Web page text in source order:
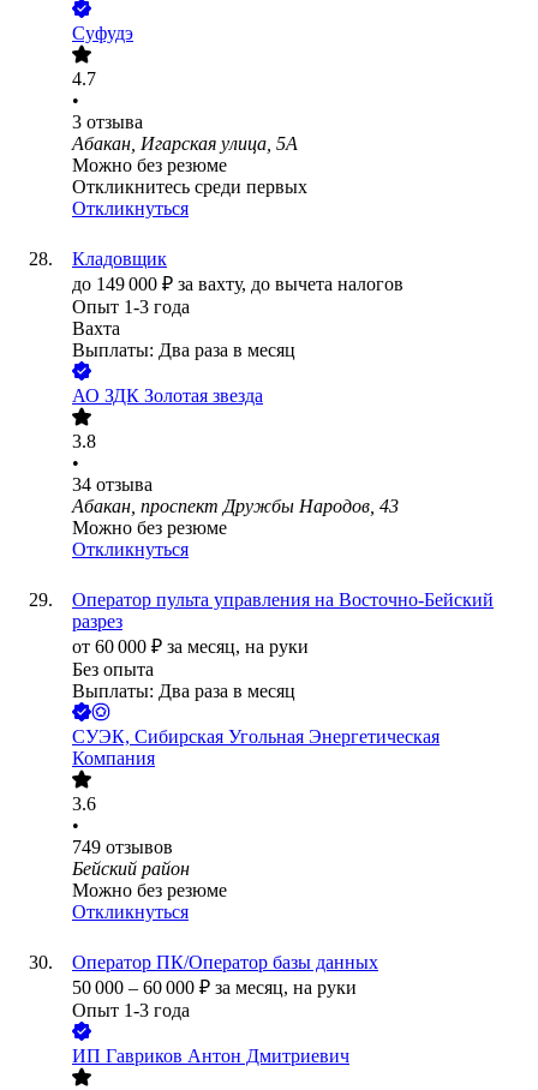
Суфудэ
4.7
•
3 отзыва
Абакан, Игарская улица, 5А
Можно без резюме
Откликнитесь среди первых
Откликнуться
Кладовщик
до 149 000 ₽ за вахту, до вычета налогов
Опыт 1-3 года
Вахта
Выплаты: Два раза в месяц
АО ЗДК Золотая звезда
3.8
•
34 отзыва
Абакан, проспект Дружбы Народов, 43
Можно без резюме
Откликнуться
Оператор пульта управления на Восточно-Бейский
разрез
от 60 000 ₽ за месяц, на руки
Без опыта
Выплаты: Два раза в месяц
СУЭК, Сибирская Угольная Энергетическая
Компания
3.6
•
749 отзывов
Бейский район
Можно без резюме
Откликнуться
Оператор ПК/Оператор базы данных
50 000 – 60 000 ₽ за месяц, на руки
Опыт 1-3 года
ИП Гавриков Антон Дмитриевич